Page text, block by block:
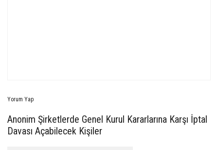
Yorum Yap
Anonim Şirketlerde Genel Kurul Kararlarına Karşı İptal
Davası Açabilecek Kişiler